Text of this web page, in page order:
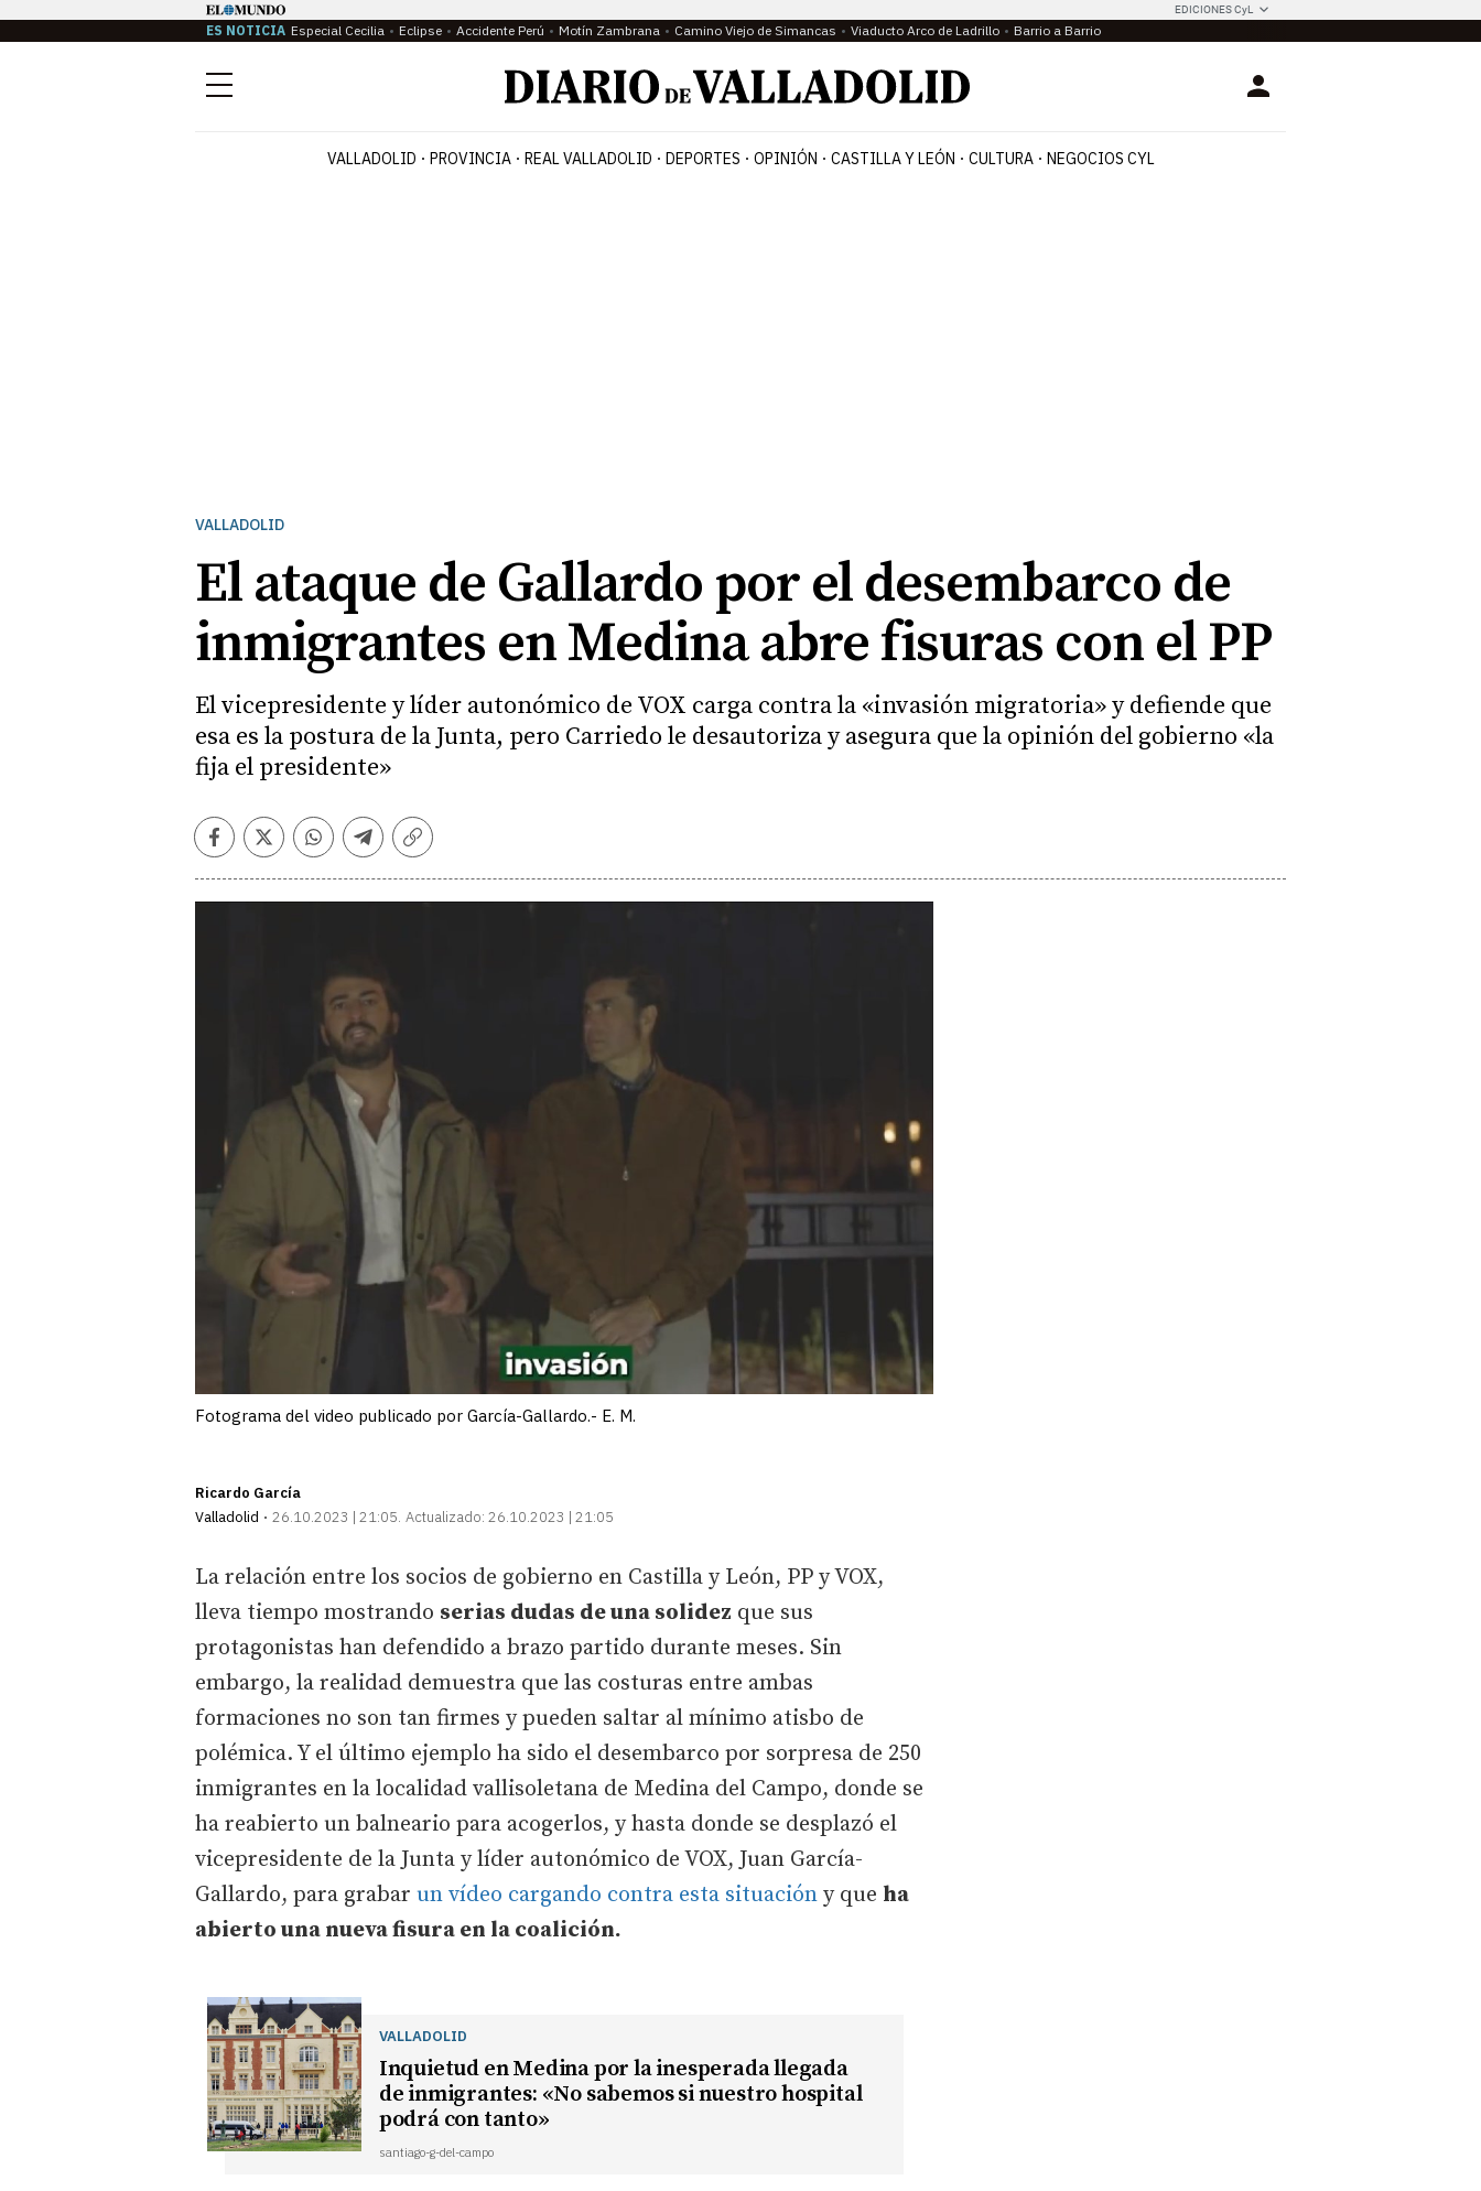
EDICIONES CyL
ES NOTICIA Especial Cecilia Eclipse Accidente Perú Motín Zambrana Camino Viejo de Simancas Viaducto Arco de Ladrillo Barrio a Barrio
Menú Login
VALLADOLID PROVINCIA REAL VALLADOLID DEPORTES OPINIÓN CASTILLA Y LEÓN CULTURA NEGOCIOS CYL
VALLADOLID
El ataque de Gallardo por el desembarco de
inmigrantes en Medina abre fisuras con el PP
El vicepresidente y líder autonómico de VOX carga contra la «invasión migratoria» y defiende que
esa es la postura de la Junta, pero Carriedo le desautoriza y asegura que la opinión del gobierno «la
fija el presidente»
Facebook
TwitterWhatsapp
Telegram
Copiar
Fotograma del video publicado por García-Gallardo.- E. M.
Ricardo García
Valladolid
26.10.2023 | 21:05 Actualizado: 26.10.2023 | 21:05
La relación entre los socios de gobierno en Castilla y León, PP y VOX,
lleva tiempo mostrando serias dudas de una solidez que sus
protagonistas han defendido a brazo partido durante meses. Sin
embargo, la realidad demuestra que las costuras entre ambas
formaciones no son tan firmes y pueden saltar al mínimo atisbo de
polémica. Y el último ejemplo ha sido el desembarco por sorpresa de 250
inmigrantes en la localidad vallisoletana de Medina del Campo, donde se
ha reabierto un balneario para acogerlos, y hasta donde se desplazó el
vicepresidente de la Junta y líder autonómico de VOX, Juan García-
Gallardo, para grabar un vídeo cargando contra esta situación y que ha
abierto una nueva fisura en la coalición.
VALLADOLID
Inquietud en Medina por la inesperada llegada
de inmigrantes: «No sabemos si nuestro hospital
podrá con tanto»
santiago-g-del-campo